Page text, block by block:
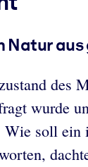
Natur
des
wurde
soll ein